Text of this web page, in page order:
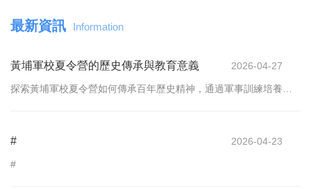
最新資訊 Information
2026-04-27
黃埔軍校夏令營的歷史傳承與教育意義
探索黃埔軍校夏令營如何傳承百年歷史精神，通過軍事訓練培養青
2026-04-23
#
#